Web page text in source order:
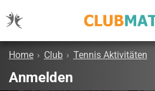
Home › Club › Tennis Aktivitäten
Anmelden